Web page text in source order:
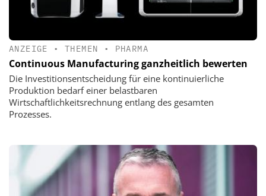
ANZEIGE •THEMEN • PHARMA
Continuous Manufacturing ganzheitlich bewerten
Die Investitionsentscheidung für eine kontinuierliche
Produktion bedarf einer belastbaren
Wirtschaftlichkeitsrechnung entlang des gesamten
Prozesses.